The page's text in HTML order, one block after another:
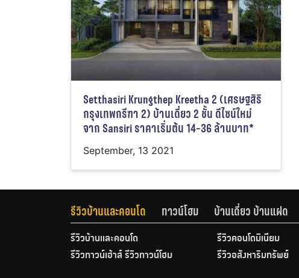
Setthasiri Krungthep Kreetha 2 (เศรษฐสิริ
กรุงเทพกรีฑา 2) บ้านเดี่ยว 2 ชั้น ดีไซน์ใหม่
จาก Sansiri ราคาเริ่มต้น 14-36 ล้านบาท*
September, 13 2021
รีวิวบ้านและคอนโด ทาวน์โฮม บ้านเดี่ยว บ้านแฝด
รีวิวบ้านและคอนโด รีวิวคอนโดมิเนียม
รีวิวทาวน์เฮ้าส์ รีวิวทาวน์โฮม
รีวิวอสังหาริมทรัพย์